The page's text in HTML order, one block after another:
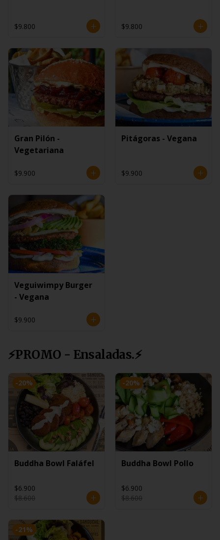
$9.800 $9.800
Gran Pilón -
Vegetariana
$9.900
Pitágoras - Vegana
$9.900
Veguiwimpy Burger
- Vegana
$9.900
⚡PROMO - Ensaladas.⚡
-20%
Buddha Bowl Faláfel
$6.900
$8.600
-20%
Buddha Bowl Pollo
$6.900
$8.600
-21%